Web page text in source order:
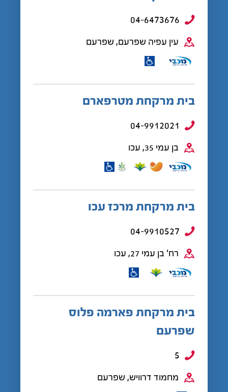
04-6473676
עין עפיה שפרעם, שפרעם
בית מרקחת מטרפארם
04-9912021
בן עמי 35, עכו
בית מרקחת מרכז עכו
04-9910527
רח' בן עמי 27, עכו
בית מרקחת פארמה פלוס
שפרעם
5
מחמוד דרוויש, שפרעם